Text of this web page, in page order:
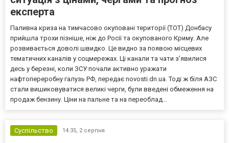
експерта
Паливна криза на тимчасово окуповані території (ТОТ) Донбасу
прийшла трохи пізніше, ніж до Росії та окупованого Криму. Але
розвивається доволі швидко. Це видно за появою місцевих
тематичних каналів у соцмережах. Ці канали та чати з’явилися
десь у березні, коли ЗСУ почали активно уражати
нафтопереробну галузь РФ, передає novosti.dn.ua. Тоді ж біля АЗС
стали вишиковуватися великі черги, були введені обмеження на
продаж бензину. Ціни на пальне та на переоблад...
Суспільство 14:35, 2 серпня